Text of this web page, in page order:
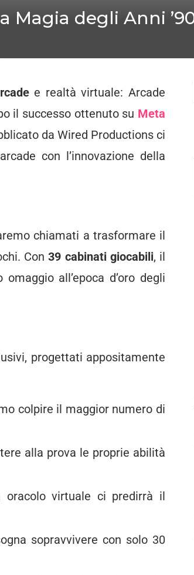
degli Anni
e realtà virtuale: Arcade
il successo ottenuto su Meta
da Wired Productions ci
con l’innovazione della
chiamati a trasformare il
Con 39 cabinati giocabili, il
all’epoca d’oro degli
progettati appositamente
colpire il maggior numero di
alla prova le proprie abilità
oracolo virtuale ci predirrà il
sopravvivere con solo 30